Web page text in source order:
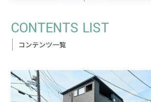
CONTENTS LIST
コンテンツ一覧